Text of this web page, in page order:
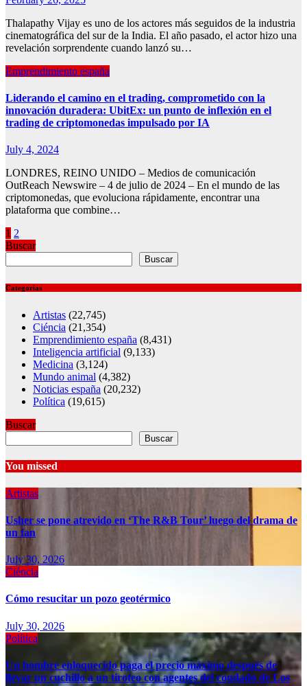
Thalapathy Vijay es uno de los actores más seguidos de la industria
cinematográfica del sur de la India. El año pasado, el actor hizo una
revelación sorprendente cuando lanzó su…
Emprendimiento españa
Liderando el camino en el trading, comprometido con la
innovación duradera: UbitEx: un punto de inflexión en el
trading de criptomonedas impulsado por IA
July 4, 2024
LONDRES, REINO UNIDO – Medios de comunicación
OutReach Newswire – 4 de julio de 2024 – En el mundo de las
criptomonedas, que evoluciona rápidamente, encontrar una
plataforma que combine…
Posts
pagination
1 2
Buscar
Buscar
Categorías
Artistas (22,745)
Ciéncia (21,354)
Emprendimiento españa (8,431)
Inteligencia artificial (9,133)
Medicina (3,124)
Mundo animal (4,382)
Noticias españa (20,232)
Política (19,615)
Buscar
Buscar
You missed
Artistas
Usher se pone atrevido en ‘The R&B Tour’ luego del drama de
un fan
July 30, 2026
Ciéncia
Cómo resucitar un pozo geotérmico
July 30, 2026
Política
Un hombre enloquecido paga el precio máximo después de
llevar un cuchillo a un tiroteo con agentes del condado de Los